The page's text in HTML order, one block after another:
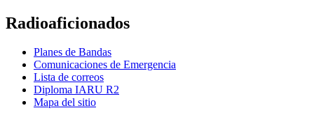
Radioaficionados
Planes de Bandas
Comunicaciones de Emergencia
Lista de correos
Diploma IARU R2
Mapa del sitio